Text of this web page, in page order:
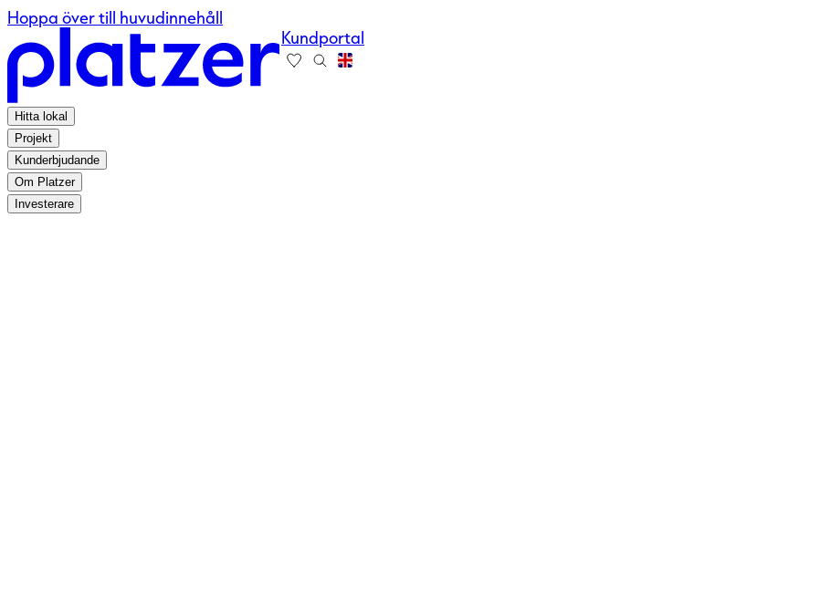
Hoppa över till huvudinnehåll
Hitta lokal
Projekt
Kunderbjudande
Om Platzer
Investerare
Kundportal